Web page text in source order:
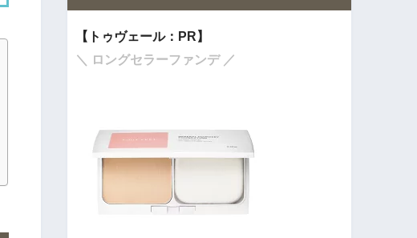
【トゥヴェール：PR】
＼ ロングセラーファンデ ／